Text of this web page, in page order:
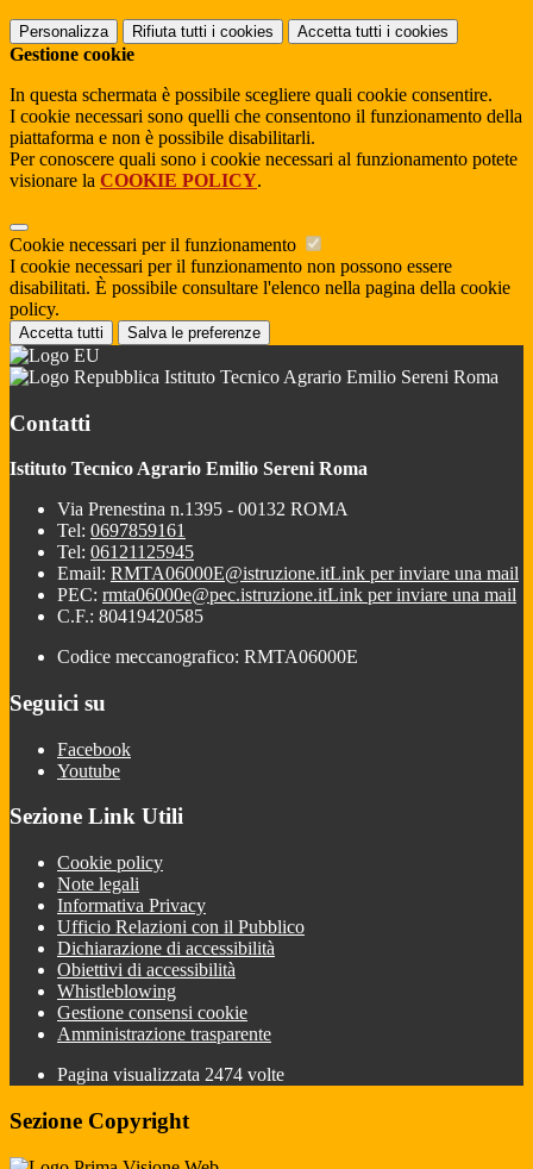
Personalizza Rifiuta tutti i cookies Accetta tutti i cookies
Gestione cookie
In questa schermata è possibile scegliere quali cookie consentire.
I cookie necessari sono quelli che consentono il funzionamento della
piattaforma e non è possibile disabilitarli.
Per conoscere quali sono i cookie necessari al funzionamento potete
visionare la COOKIE POLICY.
Cookie necessari per il funzionamento
I cookie necessari per il funzionamento non possono essere
disabilitati. È possibile consultare l'elenco nella pagina della cookie
policy.
Accetta tutti Salva le preferenze
Istituto Tecnico Agrario Emilio Sereni Roma
Contatti
Istituto Tecnico Agrario Emilio Sereni Roma
Via Prenestina n.1395 - 00132 ROMA
Tel: 0697859161
Tel: 06121125945
Email: RMTA06000E@istruzione.itLink per inviare una mail
PEC: rmta06000e@pec.istruzione.itLink per inviare una mail
C.F.: 80419420585
Codice meccanografico: RMTA06000E
Seguici su
Facebook
Youtube
Sezione Link Utili
Cookie policy
Note legali
Informativa Privacy
Ufficio Relazioni con il Pubblico
Dichiarazione di accessibilità
Obiettivi di accessibilità
Whistleblowing
Gestione consensi cookie
Amministrazione trasparente
Pagina visualizzata 2474 volte
Sezione Copyright